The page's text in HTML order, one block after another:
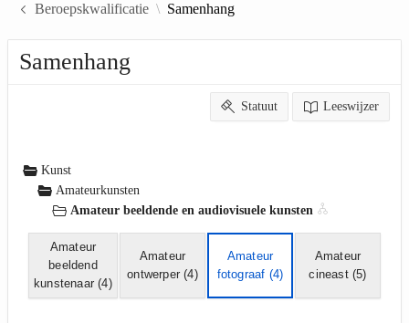
Beroepskwalificatie Samenhang
Samenhang
Statuut Leeswijzer
Kunst
Amateurkunsten
Amateur beeldende en audiovisuele kunsten
Amateur
beeldend
kunstenaar (4)
Amateur
ontwerper (4)
Amateur
fotograaf (4)
Amateur
cineast(5)